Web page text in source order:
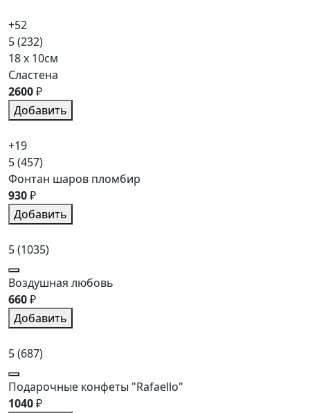
+52
5(232)
18 x 10см
Сластена
2600₽
Добавить
+19
5(457)
Фонтан шаров пломбир
930₽
Добавить
5(1035)
Воздушная любовь
660₽
Добавить
5(687)
Подарочные конфеты "Rafaello"
1040₽